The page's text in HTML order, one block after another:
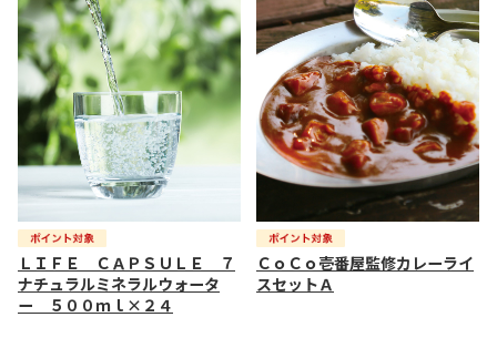
ＬＩＦＥ ＣＡＰＳＵＬＥ ７
ナチュラルミネラルウォータ
ー ５００ｍｌ×２４
ＣｏＣｏ壱番屋監修カレーライ
スセットＡ